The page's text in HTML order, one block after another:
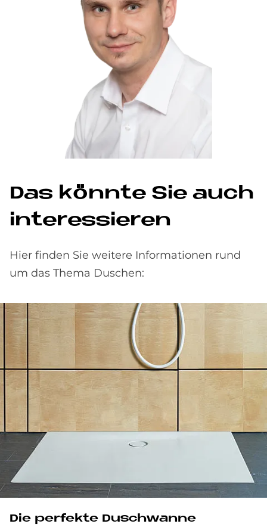
Das könnte Sie auch
interessieren
Hier finden Sie weitere Informationen rund
um das Thema Duschen:
Die perfekte Duschwanne